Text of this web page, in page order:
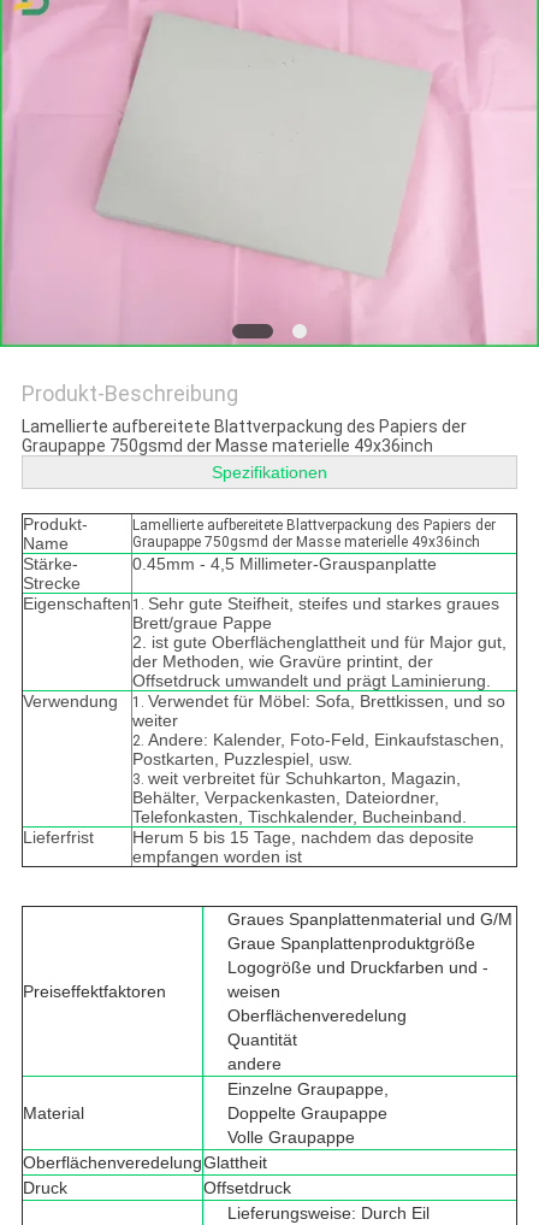
Produkt-Beschreibung
Lamellierte aufbereitete Blattverpackung des Papiers der
Graupappe 750gsmd der Masse materielle 49x36inch
Spezifikationen
Produkt-
Name
Lamellierte aufbereitete Blattverpackung des Papiers der
Graupappe 750gsmd der Masse materielle 49x36inch
Stärke-
Strecke
0.45mm - 4,5 Millimeter-Grauspanplatte
Eigenschaften 1. Sehr gute Steifheit, steifes und starkes graues
Brett/graue Pappe
2. ist gute Oberflächenglattheit und für Major gut,
der Methoden, wie Gravüre printint, der
Offsetdruck umwandelt und prägt Laminierung.
Verwendung
1. Verwendet für Möbel: Sofa, Brettkissen, und so
weiter
2. Andere: Kalender, Foto-Feld, Einkaufstaschen,
Postkarten, Puzzlespiel, usw.
3. weit verbreitet für Schuhkarton, Magazin,
Behälter, Verpackenkasten, Dateiordner,
Telefonkasten, Tischkalender, Bucheinband.
Lieferfrist
Herum 5 bis 15 Tage, nachdem das deposite
empfangen worden ist
Preiseffektfaktoren
Graues Spanplattenmaterial und G/M
Graue Spanplattenproduktgröße
Logogröße und Druckfarben und -
weisen
Oberflächenveredelung
Quantität
andere
Material
Einzelne Graupappe,
Doppelte Graupappe
Volle Graupappe
OberflächenveredelungGlattheit
Druck
Offsetdruck
Lieferungsweise: Durch Eil